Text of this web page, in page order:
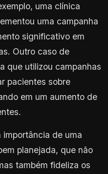
uma clínica
uma campanha
significativo em
Outro caso de
que utilizou campanhas
pacientes sobre
em um aumento de
importância de uma
planejada, que não
também fideliza os